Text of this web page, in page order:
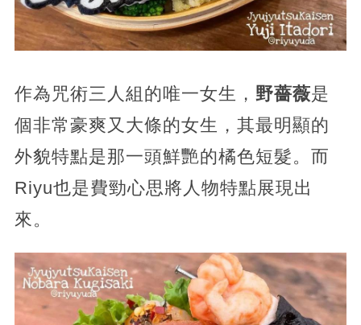
作為咒術三人組的唯一女生， 野薔薇是
個非常豪爽又大條的女生，其最明顯的
外貌特點是那一頭鮮艷的橘色短髮。而
Riyu也是費勁心思將人物特點展現出
來。